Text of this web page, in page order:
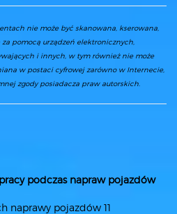
nie może być skanowana, kserowana,
pomocą urządzeń elektronicznych,
i innych, w tym również nie może
w postaci cyfrowej zarówno w Internecie,
zgody posiadacza praw autorskich.
podczas napraw pojazdów
naprawy pojazdów 11